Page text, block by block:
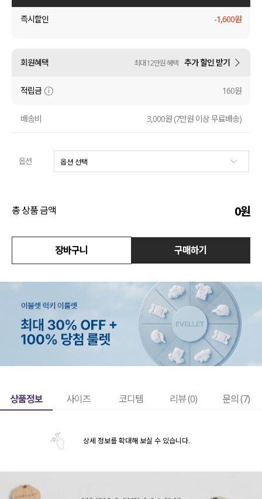
원피스
수영복
아우터
코디템
즉시할인 -1,600원
회원혜택 최대 12만원 혜택 추가 할인 받기
적립금 160원
배송비 3,000원 (7만원 이상 무료배송)
옵션
총 상품 금액 0원
장바구니 구매하기
상품정보 사이즈 코디템 리뷰 (0) 문의 (7)
상세 정보를 확대해 보실 수 있습니다.